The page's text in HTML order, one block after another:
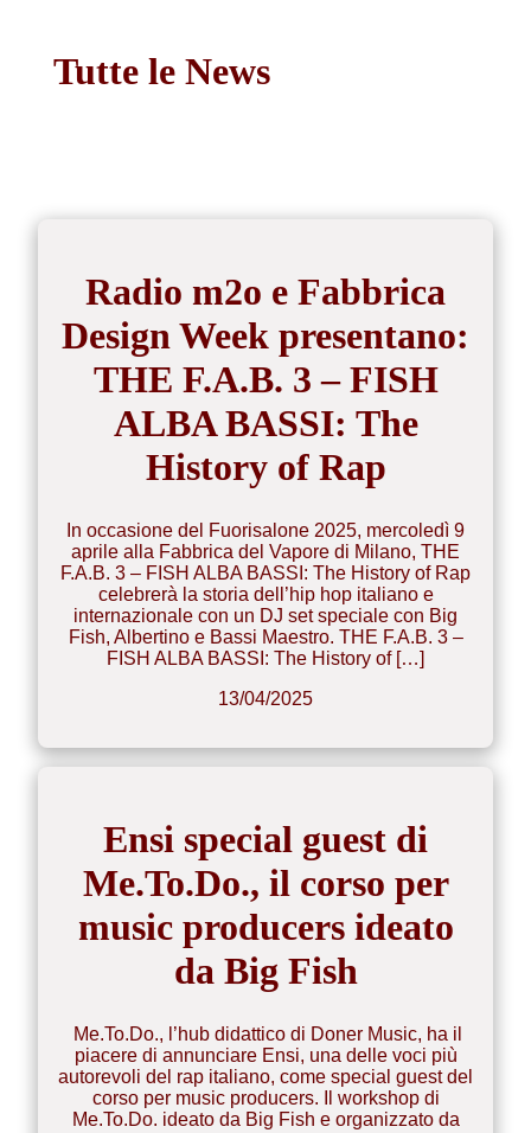
Tutte le News
Radio m2o e Fabbrica
Design Week presentano:
THE F.A.B. 3 – FISH
ALBA BASSI: The
History of Rap
In occasione del Fuorisalone 2025, mercoledì 9
aprile alla Fabbrica del Vapore di Milano, THE
F.A.B. 3 – FISH ALBA BASSI: The History of Rap
celebrerà la storia dell’hip hop italiano e
internazionale con un DJ set speciale con Big
Fish, Albertino e Bassi Maestro. THE F.A.B. 3 –
FISH ALBA BASSI: The History of […]
13/04/2025
Ensi special guest di
Me.To.Do., il corso per
music producers ideato
da Big Fish
Me.To.Do., l’hub didattico di Doner Music, ha il
piacere di annunciare Ensi, una delle voci più
autorevoli del rap italiano, come special guest del
corso per music producers. Il workshop di
Me.To.Do. ideato da Big Fish e organizzato da